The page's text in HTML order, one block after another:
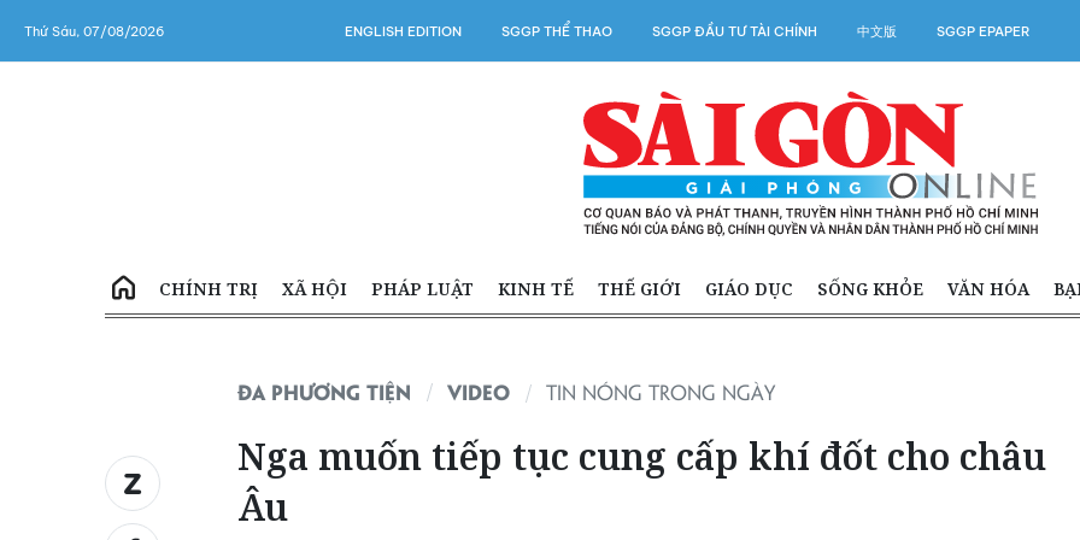
Thứ Sáu, 07/08/2026 ENGLISH EDITION SGGP THỂ THAO SGGP ĐẦU TƯ TÀI CHÍNH 中文版 SGGP EPAPER
CHÍNH TRỊ XÃ HỘI PHÁP LUẬT KINH TẾ THẾ GIỚI GIÁO DỤC SỐNG KHỎE VĂN HÓA
ĐA PHƯƠNG TIỆN VIDEO TIN NÓNG TRONG NGÀY
Nga muốn tiếp tục cung cấp khí đốt cho châu
Âu